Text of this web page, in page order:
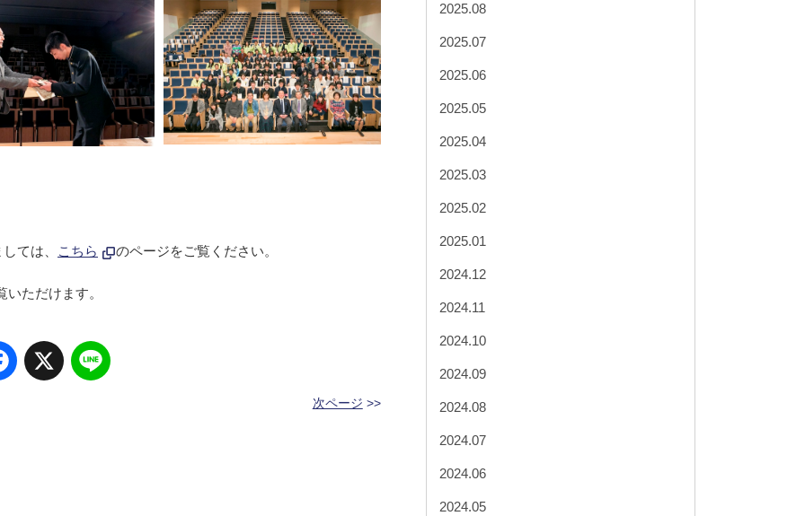
ては、 こちら のページをご覧ください。
いただけます。
Facebook
X
>>
次ページ
2025.08
2025.07
2025.06
2025.05
2025.04
2025.03
2025.02
2025.01
2024.12
2024.11
2024.10
2024.09
2024.08
2024.07
2024.06
2024.05